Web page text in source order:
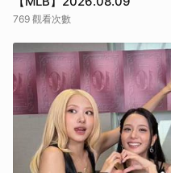
769 觀看次數